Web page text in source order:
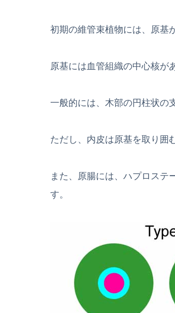
初期の維管束植物には、原基
原基には血管組織の中心核が
一般的には、木部の円柱状の
ただし、内皮は原基を取り囲
また、原腸には、ハプロステ
す。